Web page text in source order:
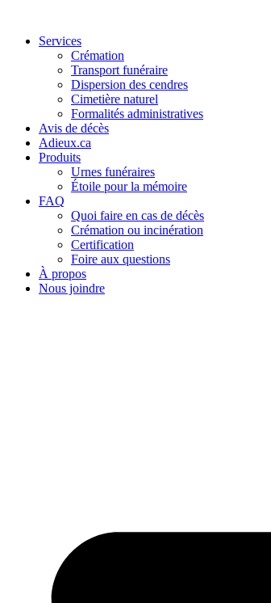
Services
Crémation
Transport funéraire
Dispersion des cendres
Cimetière naturel
Formalités administratives
Avis de décès
Adieux.ca
Produits
Urnes funéraires
Étoile pour la mémoire
FAQ
Quoi faire en cas de décès
Crémation ou incinération
Certification
Foire aux questions
À propos
Nous joindre